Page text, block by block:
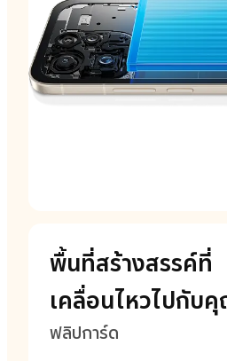
พื้นที่สร้างสรรค์ที่
เคลื่อนไหวไปกับ
ฟลิปการ์ด